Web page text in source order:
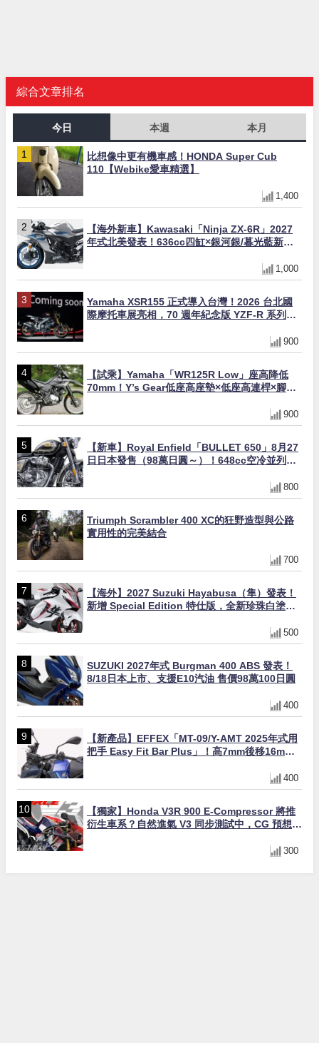
綜合文章排名
今日 本週 本月
比想像中更有機車感！HONDA Super Cub
110【Webike愛車精選】
1,400
【海外新車】Kawasaki「Ninja ZX-6R」2027
年式北美發表！636cc四缸×銀河銀/暮光藍新色
1,000
Yamaha XSR155 正式導入台灣！2026 台北國
際摩托車展亮相，70 週年紀念版 YZF-R 系列限
900
【試乘】Yamaha「WR125R Low」座高降低
70mm！Y’s Gear低座高座墊×低座高連桿×腳踏
900
【新車】Royal Enfield「BULLET 650」8月27
日日本發售（98萬日圓～）！648cc空冷並列雙
800
Triumph Scrambler 400 XC的狂野造型與公路
實用性的完美結合
700
【海外】2027 Suzuki Hayabusa（隼）發表！
新增 Special Edition 特仕版，全新珍珠白塗裝
500
SUZUKI 2027年式 Burgman 400 ABS 發表！
8/18日本上市、支援E10汽油 售價98萬100日圓
400
【新產品】EFFEX「MT-09/Y-AMT 2025年式用
把手 Easy Fit Bar Plus」！高7mm後移16mm
400
【獨家】Honda V3R 900 E-Compressor 將推
衍生車系？自然進氣 V3 同步測試中，CG 預想曝
300